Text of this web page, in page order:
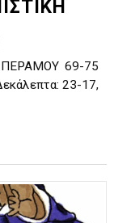
69-75
23-17,